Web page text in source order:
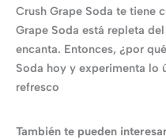
Crush Grape Soda te tiene
Grape Soda está repleta
encanta. Entonces, ¿por
Soda hoy y experimenta lo
refresco
También te pueden